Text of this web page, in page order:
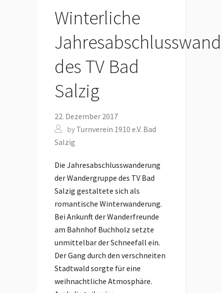
Winterliche
des TV Bad
Salzig
22. Dezember 2017
by Turnverein 1910 e.V. Bad
Salzig
Die Jahresabschlusswanderung
der Wandergruppe des TV Bad
Salzig gestaltete sich als
romantische Winterwanderung.
Bei Ankunft der Wanderfreunde
am Bahnhof Buchholz setzte
unmittelbar der Schneefall ein.
Der Gang durch den verschneiten
Stadtwald sorgte für eine
weihnachtliche Atmosphäre.